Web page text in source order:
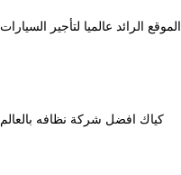
الموقع الرائد عالميا لتأجير السيارات
كياك افضل شركة نظافه بالعالم